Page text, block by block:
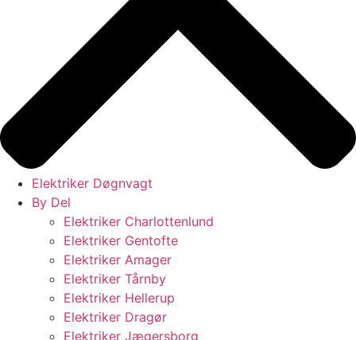
Elektriker Døgnvagt
By Del
Elektriker Charlottenlund
Elektriker Gentofte
Elektriker Amager
Elektriker Tårnby
Elektriker Hellerup
Elektriker Dragør
Elektriker Jægersborg